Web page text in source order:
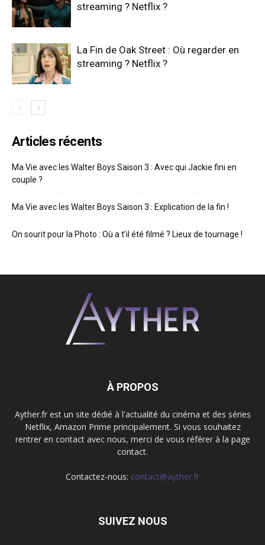
streaming ? Netflix ?
La Fin de Oak Street : Où regarder en
streaming ? Netflix ?
Articles récents
Ma Vie avec les Walter Boys Saison 3 : Avec qui Jackie fini en
couple ?
Ma Vie avec les Walter Boys Saison 3 : Explication de la fin !
On sourit pour la Photo : Où a t’il été filmé ? Lieux de tournage !
À PROPOS
Ayther.fr est un site dédié à l'actualité du cinéma et des séries
Netflix, Amazon Prime principalement. Si vous souhaitez
rentrer en contact avec nous, merci de vous référer à la page
contact.
Contactez-nous: contact@ayther.fr
SUIVEZ NOUS